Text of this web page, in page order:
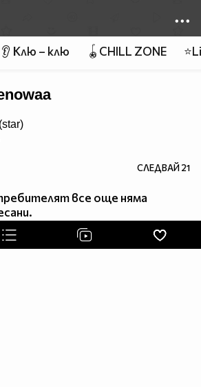
👂 Клю – клю 🪀CHILL ZONE
СЛЕДВАЙ21
все още няма